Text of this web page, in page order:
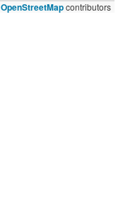
OpenStreetMapcontributors